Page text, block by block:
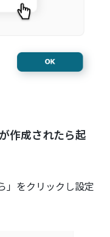
作成されたら起
」をクリックし設定